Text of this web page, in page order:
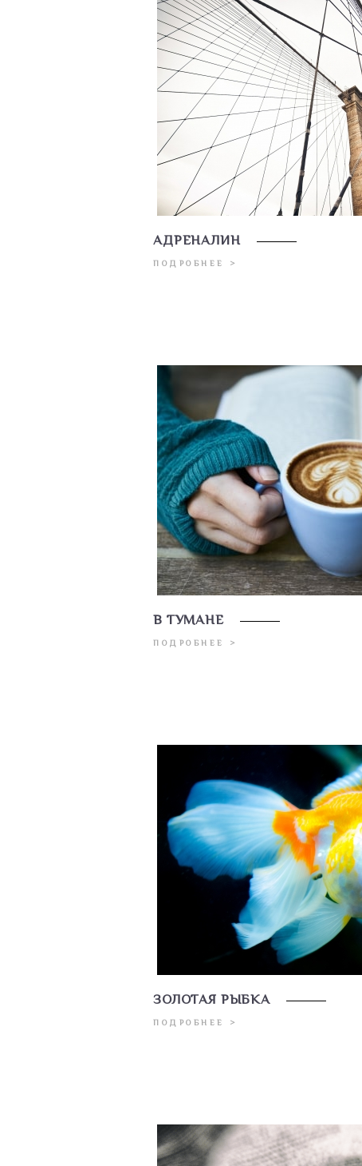
АДРЕНАЛИН
ПОДРОБНЕЕ >
В ТУМАНЕ
ПОДРОБНЕЕ >
ЗОЛОТАЯ РЫБКА
ПОДРОБНЕЕ >